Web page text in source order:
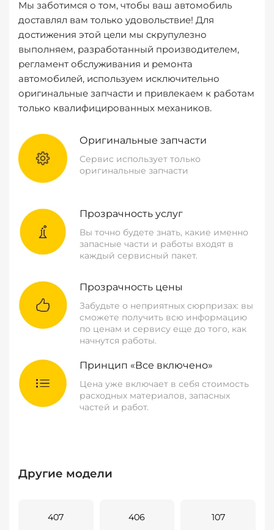
Мы заботимся о том, чтобы ваш автомобиль
доставлял вам только удовольствие! Для
достижения этой цели мы скрупулезно
выполняем, разработанный производителем,
регламент обслуживания и ремонта
автомобилей, используем исключительно
оригинальные запчасти и привлекаем к работам
только квалифицированных механиков.
Оригинальные запчасти
Сервис использует только
оригинальные запчасти
Прозрачность услуг
Вы точно будете знать, какие именно
запасные части и работы входят в
каждый сервисный пакет.
Прозрачность цены
Забудьте о неприятных сюрпризах: вы
сможете получить всю информацию
по ценам и сервису еще до того, как
начнутся работы.
Принцип «Все включено»
Цена уже включает в себя стоимость
расходных материалов, запасных
частей и работ.
Другие модели
407 406 107